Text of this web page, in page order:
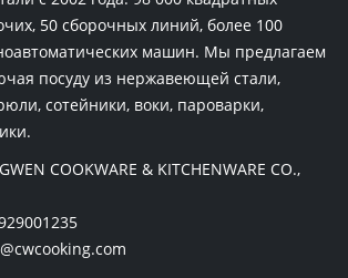
50 сборочных линий, более 100
машин. Мы предлагаем
посуду из нержавеющей стали,
сотейники, воки, пароварки,
COOKWARE & KITCHENWARE CO.,